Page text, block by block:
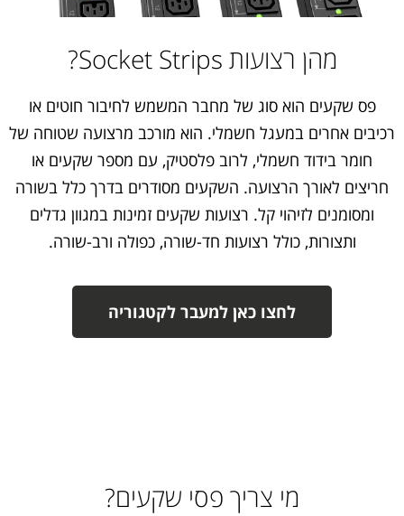
מהן רצועות Socket Strips?
פס שקעים הוא סוג של מחבר המשמש לחיבור חוטים או
רכיבים אחרים במעגל חשמלי. הוא מורכב מרצועה שטוחה של
חומר בידוד חשמלי, לרוב פלסטיק, עם מספר שקעים או
חריצים לאורך הרצועה. השקעים מסודרים בדרך כלל בשורה
ומסומנים לזיהוי קל. רצועות שקעים זמינות במגוון גדלים
ותצורות, כולל רצועות חד-שורה, כפולה ורב-שורה.
לחצו כאן למעבר לקטגוריה
מי צריך פסי שקעים?